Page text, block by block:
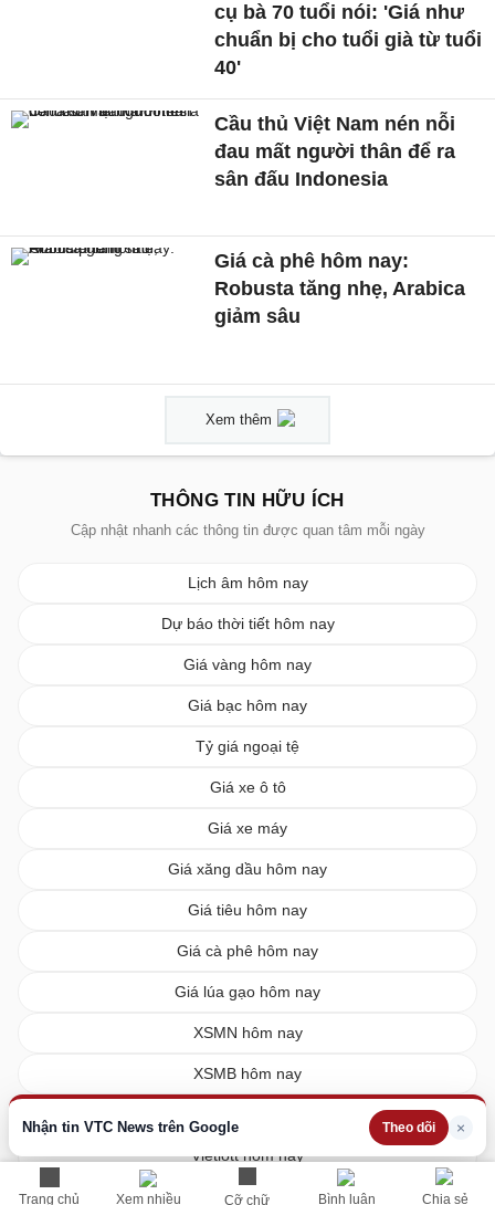
Trang chủ Xem nhiều Cỡ chữ Bình luận Chia sẻ
Nhận tin VTC News trên Google Theo dõi ×
cụ bà 70 tuổi nói: 'Giá như
chuẩn bị cho tuổi già từ tuổi
40'
Cầu thủ Việt Nam nén nỗi
đau mất người thân để ra
sân đấu Indonesia
Giá cà phê hôm nay:
Robusta tăng nhẹ, Arabica
giảm sâu
Xem thêm
THÔNG TIN HỮU ÍCH
Cập nhật nhanh các thông tin được quan tâm mỗi ngày
Lịch âm hôm nay
Dự báo thời tiết hôm nay
Giá vàng hôm nay
Giá bạc hôm nay
Tỷ giá ngoại tệ
Giá xe ô tô
Giá xe máy
Giá xăng dầu hôm nay
Giá tiêu hôm nay
Giá cà phê hôm nay
Giá lúa gạo hôm nay
XSMN hôm nay
XSMB hôm nay
Vietlott hôm nay